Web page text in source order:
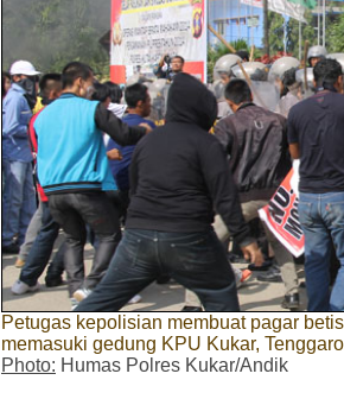
Petugas kepolisian membuat pagar
memasuki gedung KPU Kukar,
Photo: Humas Polres Kukar/Andik